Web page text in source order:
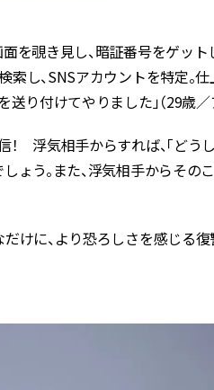
を覗き見し、暗証番号をゲット
し、SNSアカウントを特定。
り付けてやりました」（29歳／
浮気相手からすれば、「どう
ょう。また、浮気相手からその
けに、より恐ろしさを感じる復
BEAUTY
い！夜に仕込む「ヘアケア家
電」3選 | CLASSY.[クラッシィ]